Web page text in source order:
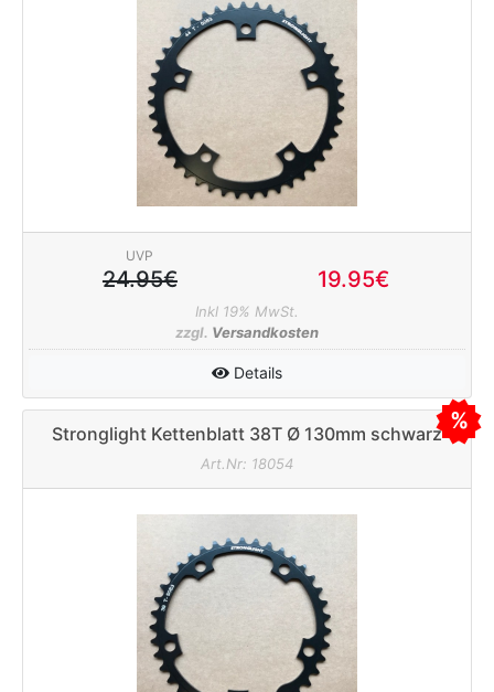
UVP
24.95€ 19.95€
Inkl 19% MwSt.
zzgl. Versandkosten
Details
Stronglight Kettenblatt 38T Ø 130mm schwarz
Art.Nr: 18054